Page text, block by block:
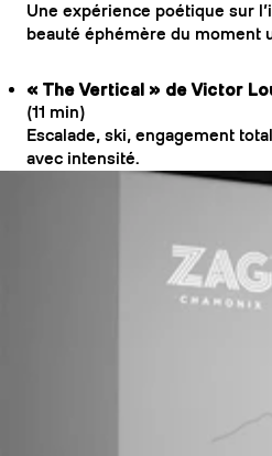
Une expérience poétique sur
beauté éphémère du moment
« The Vertical » de Victor
(11 min)
Escalade, ski, engagement
avec intensité.